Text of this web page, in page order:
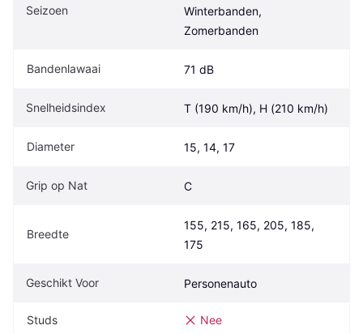
Seizoen
Winterbanden,
Zomerbanden
Bandenlawaai 71 dB
Snelheidsindex T (190 km/h), H (210 km/h)
Diameter 15, 14, 17
Grip op Nat C
Breedte
155, 215, 165, 205, 185,
175
Geschikt Voor Personenauto
Studs Nee